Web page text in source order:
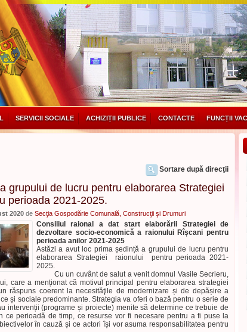
SERVICII SOCIALE ACHIZIȚII PUBLICE CONTACTE FUNCȚII
Sortare după direcţii
grupului de lucru pentru elaborarea Strategiei
perioada 2021-2025.
2020 de Secţia Gospodărie Comunală, Construcţii şi Drumuri
Consiliul raional a dat start elaborării Strategiei de
dezvoltare socio-economică a raionului Rîșcani pentru
perioada anilor 2021-2025
Astăzi a avut loc prima ședință a grupului de lucru pentru
elaborarea Strategiei raionului pentru perioada 2021-
2025.
Cu un cuvânt de salut a venit domnul Vasile Secrieru,
care a menționat că motivul principal pentru elaborarea strategiei
răspuns coerent la necesităţile de modernizare și de depășire a
și sociale predominante. Strategia va oferi o bază pentru o serie de
intervenții (programe și proiecte) menite să determine ce trebuie de
ce perioadă de timp, ce resurse vor fi necesare pentru a fi puse la
în cauză și ce actori își vor asuma responsabilitatea pentru